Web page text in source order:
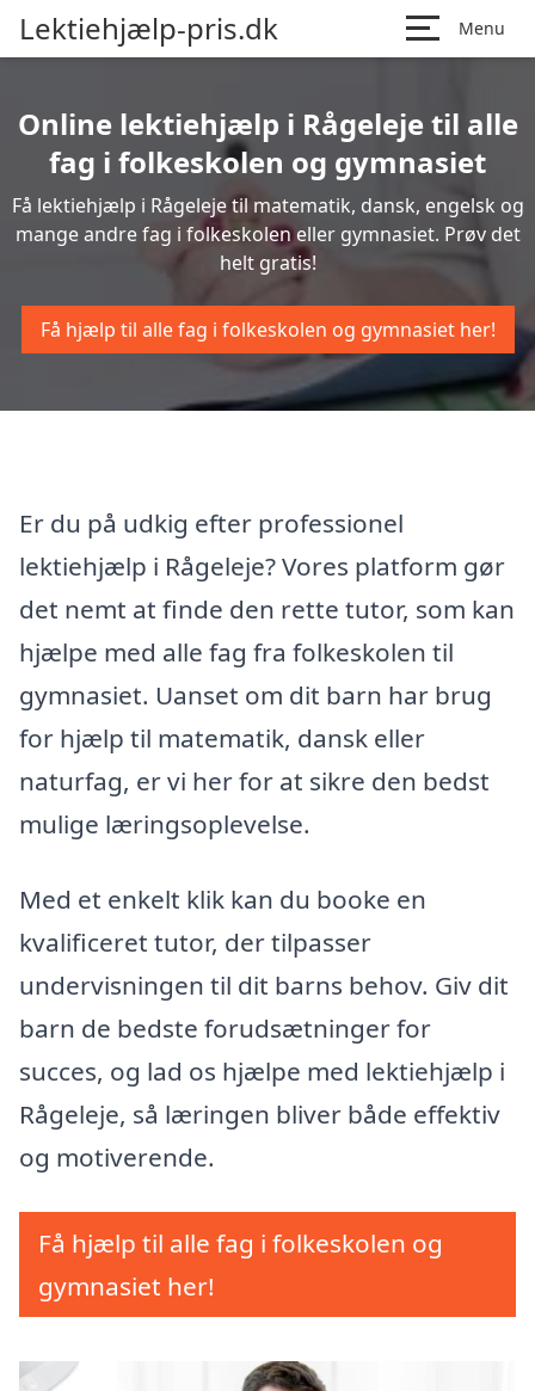
Lektiehjælp-pris.dk Menu
Online lektiehjælp i Rågeleje til alle
fag i folkeskolen og gymnasiet
Få lektiehjælp i Rågeleje til matematik, dansk, engelsk og
mange andre fag i folkeskolen eller gymnasiet. Prøv det
helt gratis!
Få hjælp til alle fag i folkeskolen og gymnasiet her!
Er du på udkig efter professionel
lektiehjælp i Rågeleje? Vores platform gør
det nemt at finde den rette tutor, som kan
hjælpe med alle fag fra folkeskolen til
gymnasiet. Uanset om dit barn har brug
for hjælp til matematik, dansk eller
naturfag, er vi her for at sikre den bedst
mulige læringsoplevelse.
Med et enkelt klik kan du booke en
kvalificeret tutor, der tilpasser
undervisningen til dit barns behov. Giv dit
barn de bedste forudsætninger for
succes, og lad os hjælpe med lektiehjælp i
Rågeleje, så læringen bliver både effektiv
og motiverende.
Få hjælp til alle fag i folkeskolen og
gymnasiet her!